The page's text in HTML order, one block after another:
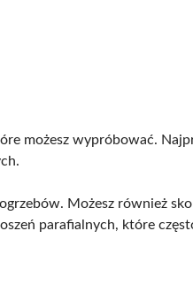
możesz wypróbować.
Możesz również
parafialnych, które